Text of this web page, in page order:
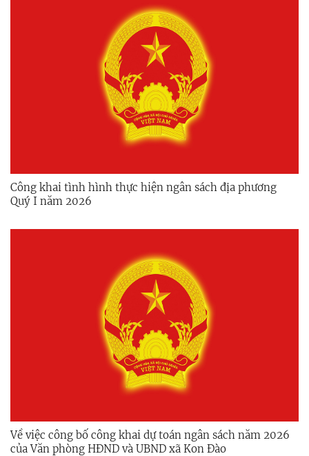
Công khai tình hình thực hiện ngân sách địa phương
Quý I năm 2026
Về việc công bố công khai dự toán ngân sách năm 2026
của Văn phòng HĐND và UBND xã Kon Đào